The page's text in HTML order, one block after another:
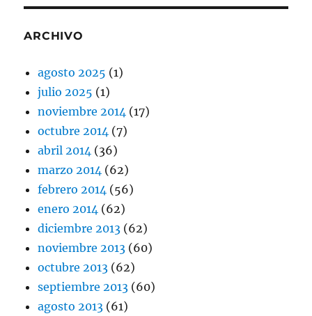
ARCHIVO
agosto 2025 (1)
julio 2025 (1)
noviembre 2014 (17)
octubre 2014 (7)
abril 2014 (36)
marzo 2014 (62)
febrero 2014 (56)
enero 2014 (62)
diciembre 2013 (62)
noviembre 2013 (60)
octubre 2013 (62)
septiembre 2013 (60)
agosto 2013 (61)